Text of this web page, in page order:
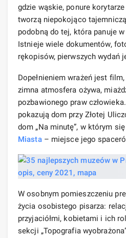
gdzie wąskie, ponure
tworzą niepokojąco
podobną do tej, która panuje
Istnieje wiele dokumentów,
rękopisów, pierwszych wydań
Dopełnieniem wrażeń jest
zimna atmosfera ożywa,
pozbawionego praw
pokazują dom przy Złotej
dom „Na minutę”, w którym się
Miasta– miejsce jego
W osobnym pomieszczeniu
życia osobistego pisarza:
przyjaciółmi, kobietami i ich
sekcji „Topografia